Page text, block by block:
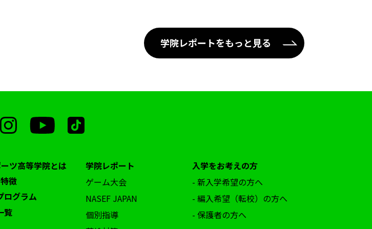
学院レポートをもっと見る
ツ高等学院とは
徴
ログラム
覧
学院レポート
ゲーム大会
NASEF JAPAN
個別指導
入学をお考えの方
- 新入学希望の方へ
- 編入希望（転校）の方へ
- 保護者の方へ